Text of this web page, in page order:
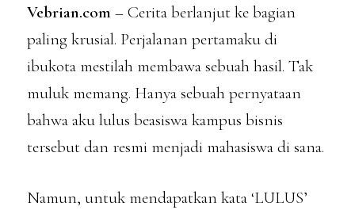
Vebrian.com – Cerita berlanjut ke bagian
paling krusial. Perjalanan pertamaku di
ibukota mestilah membawa sebuah hasil. Tak
muluk memang. Hanya sebuah pernyataan
bahwa aku lulus beasiswa kampus bisnis
tersebut dan resmi menjadi mahasiswa di sana.
Namun, untuk mendapatkan kata ‘LULUS’